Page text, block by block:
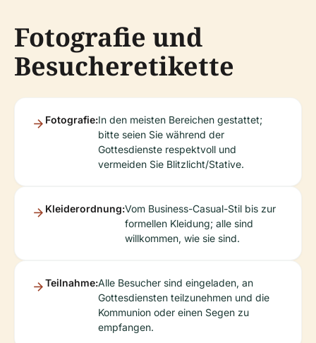
Fotografie und
Besucheretikette
Fotografie:In den meisten Bereichen gestattet;
bitte seien Sie während der
Gottesdienste respektvoll und
vermeiden Sie Blitzlicht/Stative.
Kleiderordnung:Vom Business-Casual-Stil bis zur
formellen Kleidung; alle sind
willkommen, wie sie sind.
Teilnahme:Alle Besucher sind eingeladen, an
Gottesdiensten teilzunehmen und die
Kommunion oder einen Segen zu
empfangen.